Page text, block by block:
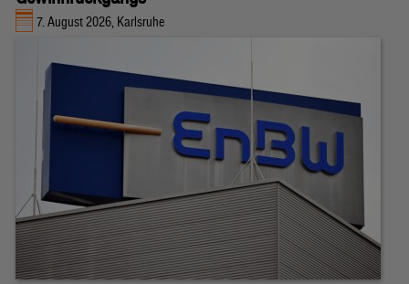
7. August 2026, Karlsruhe